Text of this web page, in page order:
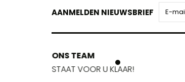
AANMELDEN NIEUWSBRIEF
ONS TEAM
STAAT VOOR U KLAAR!